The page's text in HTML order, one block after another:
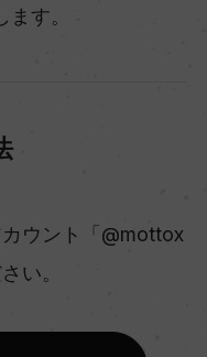
す。
ウント「@mottox
い。